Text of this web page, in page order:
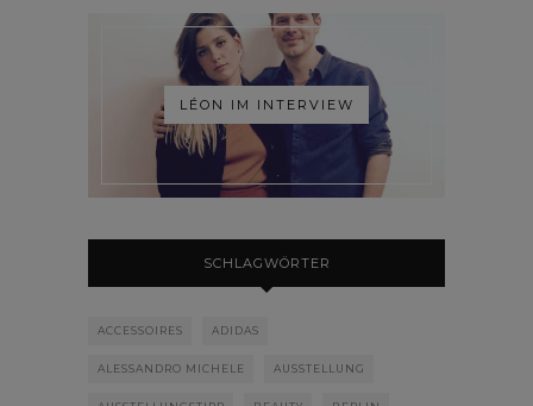
LÉON IM INTERVIEW
SCHLAGWÖRTER
ACCESSOIRES ADIDAS
ALESSANDRO MICHELE AUSSTELLUNG